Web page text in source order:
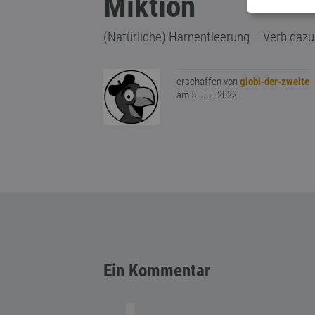
(Natürliche) Harnentleerung – Verb
erschaffen von globi-der-zweite
am 5. Juli 2022
Ein Kommentar